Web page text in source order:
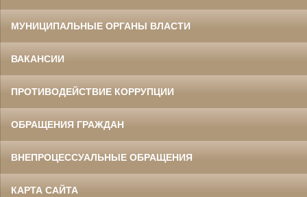
МУНИЦИПАЛЬНЫЕ ОРГАНЫ ВЛАСТИ
ВАКАНСИИ
ПРОТИВОДЕЙСТВИЕ КОРРУПЦИИ
ОБРАЩЕНИЯ ГРАЖДАН
ВНЕПРОЦЕССУАЛЬНЫЕ ОБРАЩЕНИЯ
КАРТА САЙТА